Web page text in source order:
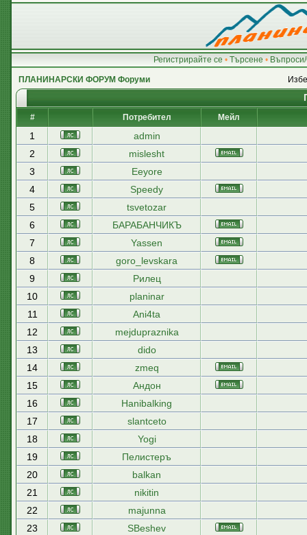
Регистрирайте се • Търсене •
ПЛАНИНАРСКИ ФОРУМ Форуми
# Потребител Мейл
1
admin
2
mislesht
3
Eeyore
4
Speedy
5
tsvetozar
6
БАРАБАНЧИКЪ
7
Yassen
8
goro_levskara
9
Рилец
10
planinar
11
Ani4ta
12
mejdupraznika
13
dido
14
zmeq
15
Андон
16
Hanibalking
17
slantceto
18
Yogi
19
Пелистеръ
20
balkan
21
nikitin
22
majunna
23
SBeshev